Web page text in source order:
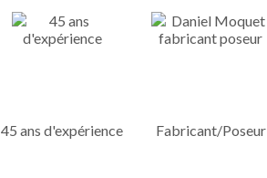
45 ans d'expérience Fabricant/Poseur